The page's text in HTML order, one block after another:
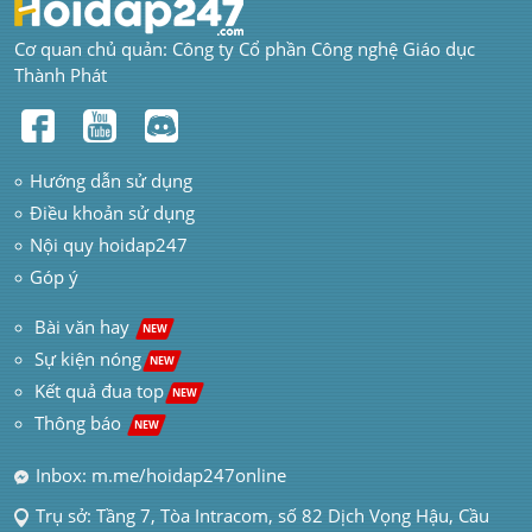
Cơ quan chủ quản: Công ty Cổ phần Công nghệ Giáo dục
Thành Phát
Hướng dẫn sử dụng
Điều khoản sử dụng
Nội quy hoidap247
Góp ý
Bài văn hay NEW
Sự kiện nóng NEW
Kết quả đua top NEW
Thông báo NEW
Inbox: m.me/hoidap247online
Trụ sở: Tầng 7, Tòa Intracom, số 82 Dịch Vọng Hậu, Cầu